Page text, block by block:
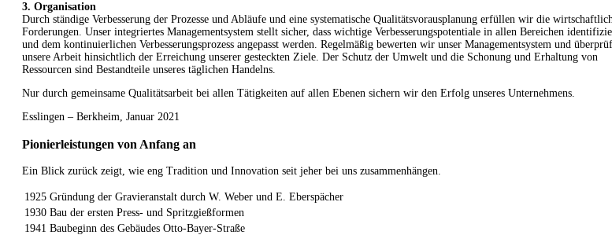
3. Organisation
Durch ständige Verbesserung der Prozesse und Abläufe und eine systematische Qualitätsvorausplanung erfüllen wir die
Forderungen. Unser integriertes Managementsystem stellt sicher, dass wichtige Verbesserungspotentiale in allen Bereichen
und dem kontinuierlichen Verbesserungsprozess angepasst werden. Regelmäßig bewerten wir unser Managementsystem und
unsere Arbeit hinsichtlich der Erreichung unserer gesteckten Ziele. Der Schutz der Umwelt und die Schonung und Erhaltung von
Ressourcen sind Bestandteile unseres täglichen Handelns.
Nur durch gemeinsame Qualitätsarbeit bei allen Tätigkeiten auf allen Ebenen sichern wir den Erfolg unseres Unternehmens.
Esslingen – Berkheim, Januar 2021
Pionierleistungen von Anfang an
Ein Blick zurück zeigt, wie eng Tradition und Innovation seit jeher bei uns zusammenhängen.
1925 Gründung der Gravieranstalt durch W. Weber und E. Eberspächer
1930 Bau der ersten Press- und Spritzgießformen
1941 Baubeginn des Gebäudes Otto-Bayer-Straße